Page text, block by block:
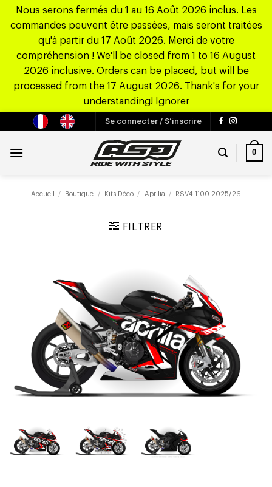
Nous serons fermés du 1 au 16 Août 2026 inclus. Les
commandes peuvent être passées, mais seront traitées
qu'à partir du 17 Août 2026. Merci de votre
compréhension ! We'll be closed from 1 to 16 August
2026 inclusive. Orders can be placed, but will be
processed from the 17 August 2026. Thank's for your
understanding! Ignorer
contenu
Se connecter / S’inscrire
0
Accueil / Boutique / Kits Déco / Aprilia / RSV4 1100 2025/26
FILTRER